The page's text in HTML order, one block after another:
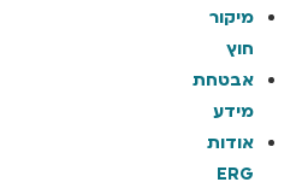
מיקור
חוץ
אבטחת
מידע
אודות
ERG